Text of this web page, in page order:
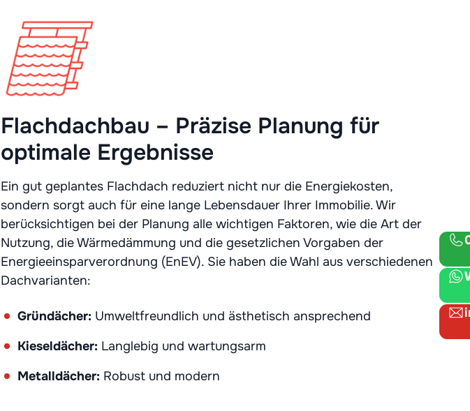
Flachdachbau – Präzise Planung für
optimale Ergebnisse
Ein gut geplantes Flachdach reduziert nicht nur die Energiekosten,
sondern sorgt auch für eine lange Lebensdauer Ihrer Immobilie. Wir
berücksichtigen bei der Planung alle wichtigen Faktoren, wie die Art der
Nutzung, die Wärmedämmung und die gesetzlichen Vorgaben der
Energieeinsparverordnung (EnEV). Sie haben die Wahl aus verschiedenen
Dachvarianten:
Gründächer: Umweltfreundlich und ästhetisch ansprechend
Kieseldächer: Langlebig und wartungsarm
Metalldächer: Robust und modern